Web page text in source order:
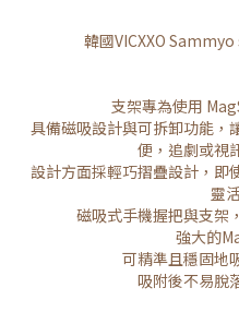
韓國VICXXO
支架專為使用
具備磁吸設計與可拆卸功能，
便，追劇或視
設計方面採輕巧摺疊設計，即
靈
磁吸式手機握把與支架
強大的
可精準且穩固地
吸附後不易脫